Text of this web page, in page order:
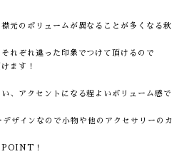
元のボリュームが異なることが多くなる秋
れぞれ違った印象でつけて頂けるので
ます！
、アクセントになる程よいボリューム感で
ザインなので小物や他のアクセサリーのカ
POINT！